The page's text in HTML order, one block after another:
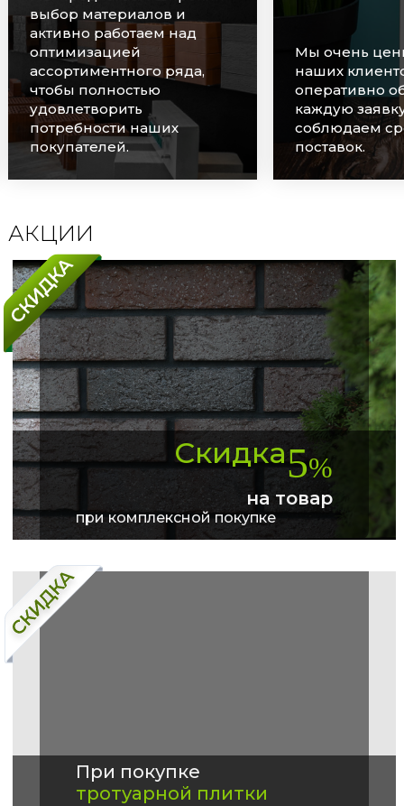
выбор материалов и
активно работаем над
оптимизацией
ассортиментного ряда,
чтобы полностью
удовлетворить
потребности наших
покупателей.
Мы очень
наших
оперативно
каждую
соблюдаем
поставок.
АКЦИИ
Скидка5%
на товар
при комплексной покупке
При покупке
тротуарной плитки